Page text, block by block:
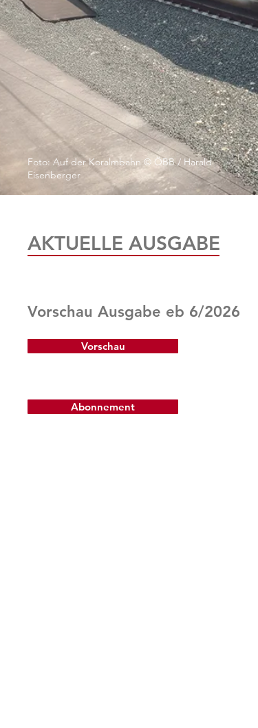
Foto: Auf der Koralmbahn © ÖBB / Harald
Eisenberger
AKTUELLE AUSGABE
Vorschau Ausgabe eb 6/2026
Vorschau
Abonnement